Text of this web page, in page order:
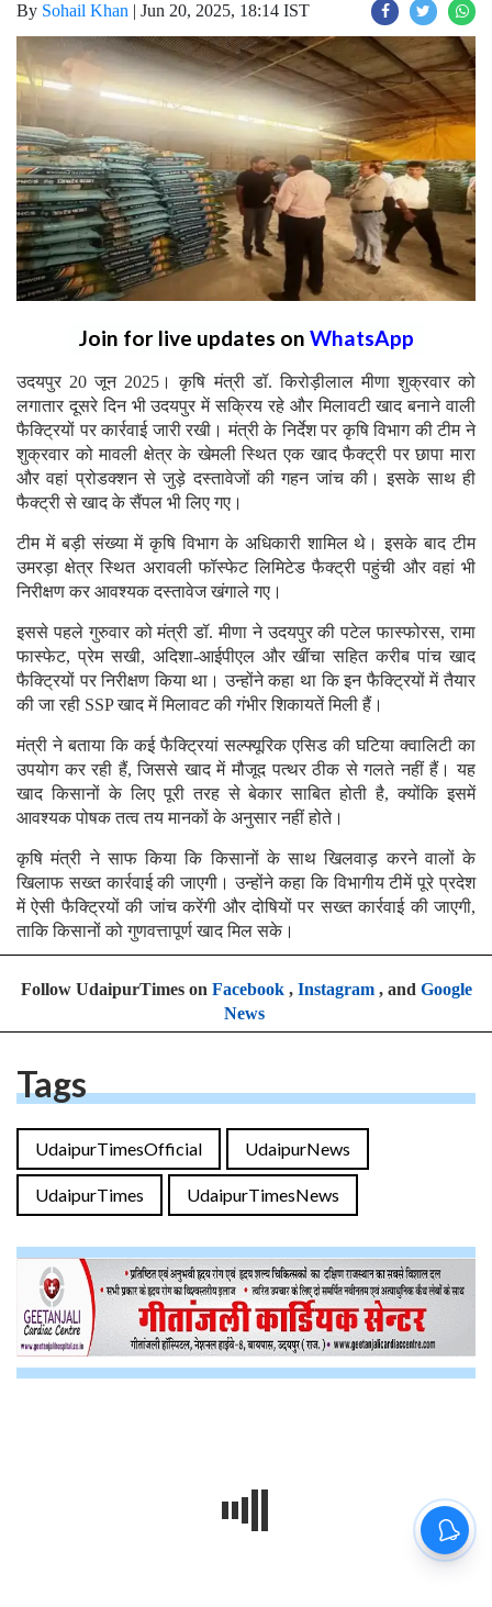
By Sohail Khan | Jun 20, 2025, 18:14 IST
Join for live updates on WhatsApp
उदयपुर 20 जून 2025। कृषि मंत्री डॉ. किरोड़ीलाल मीणा शुक्रवार को
लगातार दूसरे दिन भी उदयपुर में सक्रिय रहे और मिलावटी खाद बनाने वाली
फैक्ट्रियों पर कार्रवाई जारी रखी। मंत्री के निर्देश पर कृषि विभाग की टीम ने
शुक्रवार को मावली क्षेत्र के खेमली स्थित एक खाद फैक्ट्री पर छापा मारा
और वहां प्रोडक्शन से जुड़े दस्तावेजों की गहन जांच की। इसके साथ ही
फैक्ट्री से खाद के सैंपल भी लिए गए।
टीम में बड़ी संख्या में कृषि विभाग के अधिकारी शामिल थे। इसके बाद टीम
उमरड़ा क्षेत्र स्थित अरावली फॉस्फेट लिमिटेड फैक्ट्री पहुंची और वहां भी
निरीक्षण कर आवश्यक दस्तावेज खंगाले गए।
इससे पहले गुरुवार को मंत्री डॉ. मीणा ने उदयपुर की पटेल फास्फोरस, रामा
फास्फेट, प्रेम सखी, अदिशा-आईपीएल और खींचा सहित करीब पांच खाद
फैक्ट्रियों पर निरीक्षण किया था। उन्होंने कहा था कि इन फैक्ट्रियों में तैयार
की जा रही SSP खाद में मिलावट की गंभीर शिकायतें मिली हैं।
मंत्री ने बताया कि कई फैक्ट्रियां सल्फ्यूरिक एसिड की घटिया क्वालिटी का
उपयोग कर रही हैं, जिससे खाद में मौजूद पत्थर ठीक से गलते नहीं हैं। यह
खाद किसानों के लिए पूरी तरह से बेकार साबित होती है, क्योंकि इसमें
आवश्यक पोषक तत्व तय मानकों के अनुसार नहीं होते।
कृषि मंत्री ने साफ किया कि किसानों के साथ खिलवाड़ करने वालों के
खिलाफ सख्त कार्रवाई की जाएगी। उन्होंने कहा कि विभागीय टीमें पूरे प्रदेश
में ऐसी फैक्ट्रियों की जांच करेंगी और दोषियों पर सख्त कार्रवाई की जाएगी,
ताकि किसानों को गुणवत्तापूर्ण खाद मिल सके।
Follow UdaipurTimes on Facebook, Instagram, and Google
News
Tags
UdaipurTimesOfficial UdaipurNews
UdaipurTimes UdaipurTimesNews